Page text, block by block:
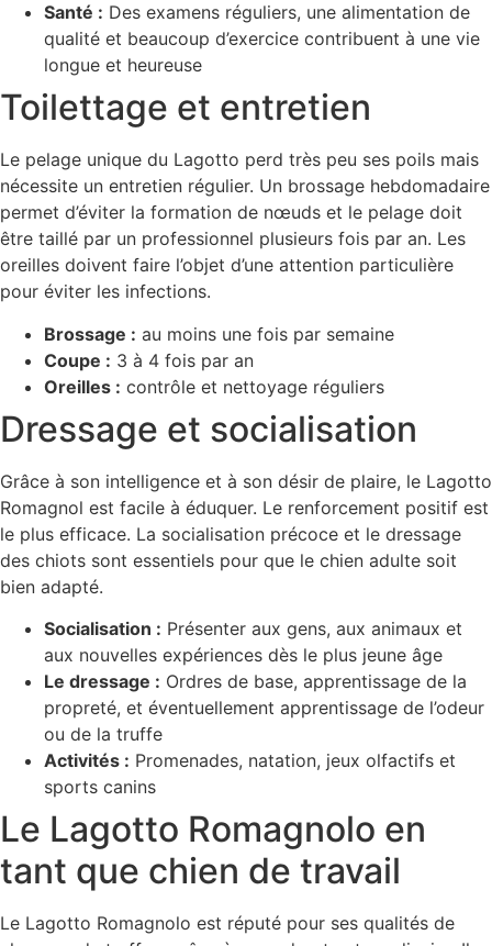
Santé : Des examens réguliers, une alimentation de
qualité et beaucoup d’exercice contribuent à une vie
longue et heureuse
Toilettage et entretien
Le pelage unique du Lagotto perd très peu ses poils mais
nécessite un entretien régulier. Un brossage hebdomadaire
permet d’éviter la formation de nœuds et le pelage doit
être taillé par un professionnel plusieurs fois par an. Les
oreilles doivent faire l’objet d’une attention particulière
pour éviter les infections.
Brossage : au moins une fois par semaine
Coupe : 3 à 4 fois par an
Oreilles : contrôle et nettoyage réguliers
Dressage et socialisation
Grâce à son intelligence et à son désir de plaire, le Lagotto
Romagnol est facile à éduquer. Le renforcement positif est
le plus efficace. La socialisation précoce et le dressage
des chiots sont essentiels pour que le chien adulte soit
bien adapté.
Socialisation : Présenter aux gens, aux animaux et
aux nouvelles expériences dès le plus jeune âge
Le dressage : Ordres de base, apprentissage de la
propreté, et éventuellement apprentissage de l’odeur
ou de la truffe
Activités : Promenades, natation, jeux olfactifs et
sports canins
Le Lagotto Romagnolo en
tant que chien de travail
Le Lagotto Romagnolo est réputé pour ses qualités de